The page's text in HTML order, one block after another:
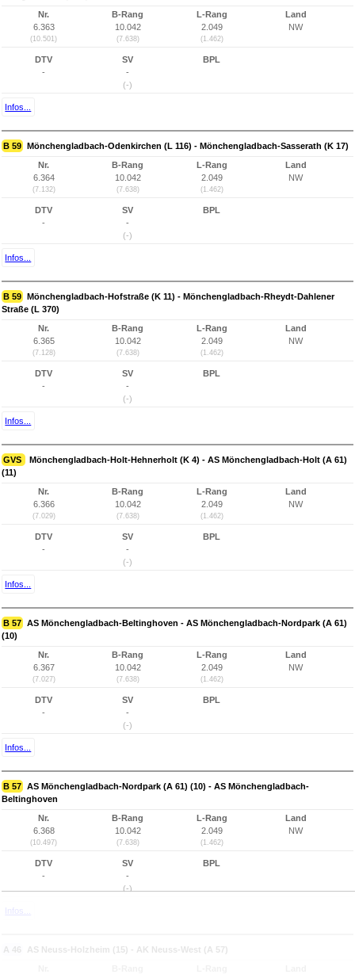
Nr.
6.363
(10.501)
B-Rang
10.042
(7.638)
L-Rang
2.049
(1.462)
Land
NW
DTV
-
SV
-
(-)
BPL
Infos...
B 59 Mönchengladbach-Odenkirchen (L 116) - Mönchengladbach-Sasserath (K 17)
Nr.
6.364
(7.132)
B-Rang
10.042
(7.638)
L-Rang
2.049
(1.462)
Land
NW
DTV
-
SV
-
(-)
BPL
Infos...
B 59 Mönchengladbach-Hofstraße (K 11) - Mönchengladbach-Rheydt-Dahlener
Straße (L 370)
Nr.
6.365
(7.128)
B-Rang
10.042
(7.638)
L-Rang
2.049
(1.462)
Land
NW
DTV
-
SV
-
(-)
BPL
Infos...
GVS
Mönchengladbach-Holt-Hehnerholt (K 4) - AS Mönchengladbach-Holt (A 61)
(11)
Nr.
6.366
(7.029)
B-Rang
10.042
(7.638)
L-Rang
2.049
(1.462)
Land
NW
DTV
-
SV
-
(-)
BPL
Infos...
B 57 AS Mönchengladbach-Beltinghoven - AS Mönchengladbach-Nordpark (A 61)
(10)
Nr.
6.367
(7.027)
B-Rang
10.042
(7.638)
L-Rang
2.049
(1.462)
Land
NW
DTV
-
SV
-
(-)
BPL
Infos...
B 57 AS Mönchengladbach-Nordpark (A 61) (10) - AS Mönchengladbach-
Beltinghoven
Nr.
6.368
(10.497)
B-Rang
10.042
(7.638)
L-Rang
2.049
(1.462)
Land
NW
DTV
-
SV
-
(-)
BPL
Infos...
A 46 AS Neuss-Holzheim (15) - AK Neuss-West (A 57)